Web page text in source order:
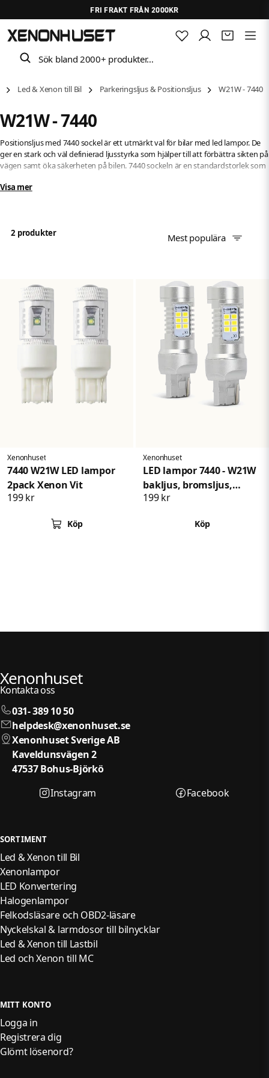
FRI FRAKT FRÅN 2000KR
Sök bland 2000+ produkter…
Led & Xenon till Bil Parkeringsljus & Positionsljus W21W - 7440
W21W - 7440
Positionsljus med 7440 sockel är ett utmärkt val för bilar med led lampor. De
ger en stark och väl definierad ljusstyrka som hjälper till att förbättra sikten på
vägen samt öka säkerheten på bilen. 7440 sockeln är en standardstorlek som
livslängd och är energieffektiva, vilket ger lägre kostnader på lång sikt.
led lampor.
Visa mer
2 produkter Mest populära
Xenonhuset
7440 W21W LED lampor
2pack Xenon Vit
199 kr
Köp
Xenonhuset
LED lampor 7440 - W21W
bakljus, bromsljus,
positionsljus
199 kr
Köp
Xenonhuset
Kontakta oss
031- 389 10 50
helpdesk@xenonhuset.se
Xenonhuset Sverige AB
Kaveldunsvägen 2
47537 Bohus-Björkö
Instagram
Facebook
SORTIMENT
Led & Xenon till Bil
Xenonlampor
LED Konvertering
Halogenlampor
Felkodsläsare och OBD2-läsare
Nyckelskal & larmdosor till bilnycklar
Led & Xenon till Lastbil
Led och Xenon till MC
MITT KONTO
Logga in
Registrera dig
Glömt lösenord?